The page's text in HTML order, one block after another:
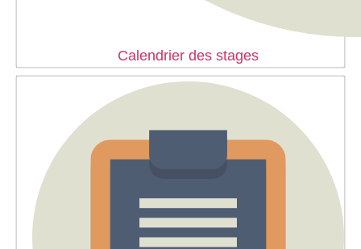
Calendrier des stages